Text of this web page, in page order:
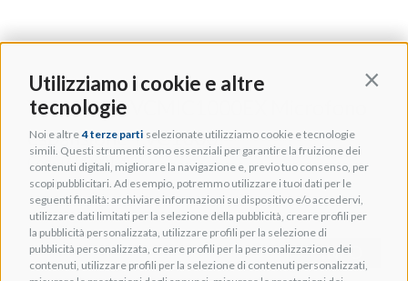
Utilizziamo i cookie e altre
tecnologie
Noi e altre 4 terze parti selezionate utilizziamo cookie e tecnologie
simili. Questi strumenti sono essenziali per garantire la fruizione dei
contenuti digitali, migliorare la navigazione e, previo tuo consenso, per
scopi pubblicitari. Ad esempio, potremmo utilizzare i tuoi dati per le
seguenti finalità: archiviare informazioni su dispositivo e/o accedervi,
utilizzare dati limitati per la selezione della pubblicità, creare profili per
la pubblicità personalizzata, utilizzare profili per la selezione di
pubblicità personalizzata, creare profili per la personalizzazione dei
contenuti, utilizzare profili per la selezione di contenuti personalizzati,
YAMAHA YVCMIC1000EX Microfono
espansione YVC1000
Cod. TAUD001382
+ INFO